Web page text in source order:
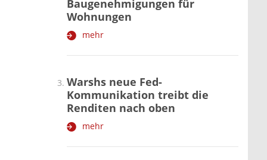
Baugenehmigungen für
Wohnungen
mehr
Warshs neue Fed-
Kommunikation treibt die
Renditen nach oben
mehr